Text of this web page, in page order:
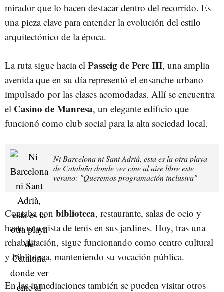
mirador que lo hacen destacar dentro del recorrido. Es
una pieza clave para entender la evolución del estilo
arquitectónico de la época.
La ruta sigue hacia el Passeig de Pere III, una amplia
avenida que en su día representó el ensanche urbano
impulsado por las clases acomodadas. Allí se encuentra
el Casino de Manresa, un elegante edificio que
funcionó como club social para la alta sociedad local.
Ni Barcelona ni Sant Adrià, esta es la otra playa
de Cataluña donde ver cine al aire libre este
verano: "Queremos programación inclusiva"
Contaba con biblioteca, restaurante, salas de ocio y
hasta una pista de tenis en sus jardines. Hoy, tras una
rehabilitación, sigue funcionando como centro cultural
y biblioteca, manteniendo su vocación pública.
En las inmediaciones también se pueden visitar otros